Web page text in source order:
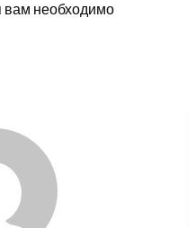
вам необходимо